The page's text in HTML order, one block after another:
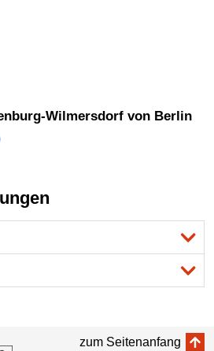
Wilmersdorf von Berlin
zum Seitenanfang